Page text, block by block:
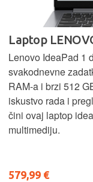
Laptop
Lenovo IdeaPad 1
svakodnevne
RAM-a i brzi 512
iskustvo rada i
čini ovaj laptop
multimediju.
579,99 €